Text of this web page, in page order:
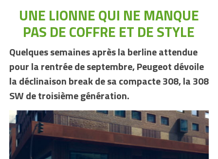
UNE LIONNE QUI NE MANQUE
PAS DE COFFRE ET DE STYLE
Quelques semaines après la berline attendue
pour la rentrée de septembre, Peugeot dévoile
la déclinaison break de sa compacte 308, la 308
SW de troisième génération.